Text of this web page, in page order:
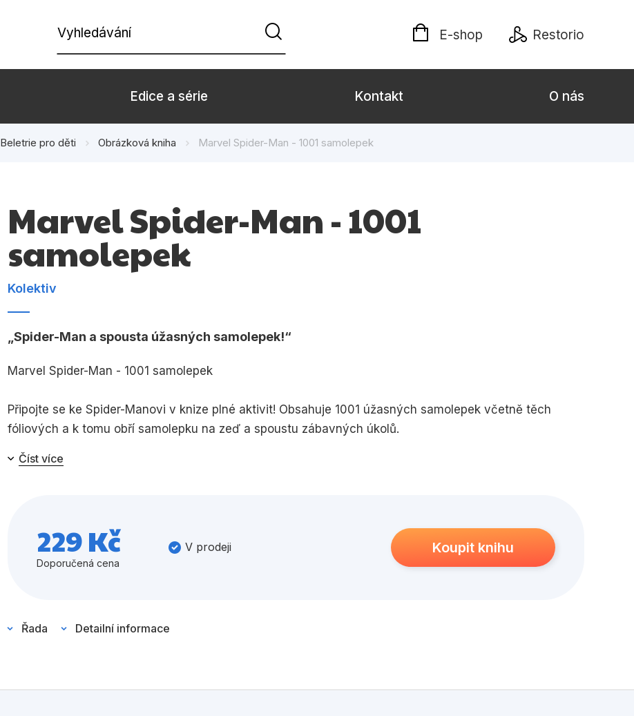
Vyhledávání E-shop Restorio
Beletrie pro děti Beletrie pro dospělé
Kalendáře Komiks
Kuchařky
Populárně - naučná pro
Umění a kultura Výchova a pedagogika
Zdraví a životní styl
Všechny kategorie
Edice a série Kontakt O nás
Beletrie pro děti Obrázková kniha Marvel Spider-Man - 1001 samolepek
Marvel Spider-Man - 1001
samolepek
Kolektiv
Spider-Man a spousta úžasných samolepek!
Marvel Spider-Man - 1001 samolepek
Připojte se ke Spider-Manovi v knize plné aktivit! Obsahuje 1001 úžasných samolepek včetně těch
fóliových a k tomu obří samolepku na zeď a spoustu zábavných úkolů.
Číst více
229 Kč
Doporučená cena
V prodeji Koupit knihu
Řada Detailní informace